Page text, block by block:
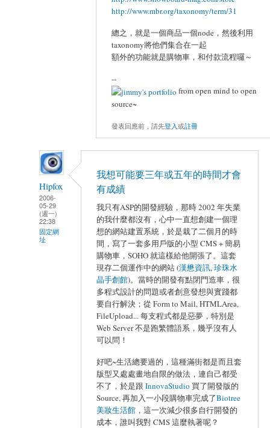
http://www.mbr.org/taxonomy/term/31
總之，就是一個商品一個node，然後利用
taxonomy將他們集合在一起
額外的功能就是購物車，和付款流程囉～
--
from open mind to open
source~
發表回應前，請先登入或註冊
Hipfox
2006-
05-29
(週一)
22:38
固定網
址
我想可能要三年或五年的時間才會
有成績
我只有ASP的開發經驗，那時 2002 年失業
的我什麼都沒有，心中一直想創建一個理
想的網站建置系統，於是栽了二個月的時
間，寫了一套多用戶版的小型 CMS + 簡易
購物車，SOHO 就這樣給他開張了。這套
現存二個運作中的網站 (漢懋資訊,珍珠水
晶手創館)。當時的開發有點閉門造車，很
多程式設計的問題或者創意發想與實踐都
要自行解決；從 Form to Mail, HTMLArea,
FileUpload... 每支程式都是惡夢，特別是
Web Server 不是跑繁體語系，幾乎沒有人
可以問！
好吧~生活總要過的，這種滿街都是而且套
版型又處處畫地自限的做法，連自己都受
不了，於是跟 InnovaStudio 買了開發版的
Source, 再加入一小段購物車完成了Biotree
美妝生活館 ，這一次減少很多自行開發的
成本，誰叫我對 CMS 這麼執著呢？